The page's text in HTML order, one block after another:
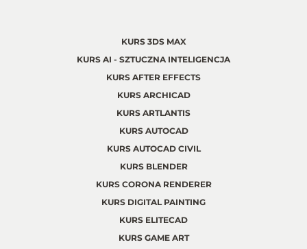
KURS 3DS MAX
KURS AI - SZTUCZNA INTELIGENCJA
KURS AFTER EFFECTS
KURS ARCHICAD
KURS ARTLANTIS
KURS AUTOCAD
KURS AUTOCAD CIVIL
KURS BLENDER
KURS CORONA RENDERER
KURS DIGITAL PAINTING
KURS ELITECAD
KURS GAME ART